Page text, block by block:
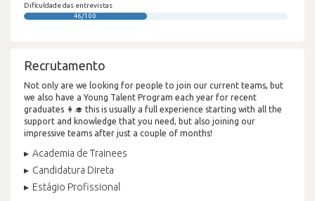
Dificuldade das entrevistas
46/100
Recrutamento
Not only are we looking for people to join our current teams, but
we also have a Young Talent Program each year for recent
graduates 👩‍🎓 this is usually a full experience starting with all the
support and knowledge that you need, but also joining our
impressive teams after just a couple of months!
Academia de Trainees
Candidatura Direta
Estágio Profissional